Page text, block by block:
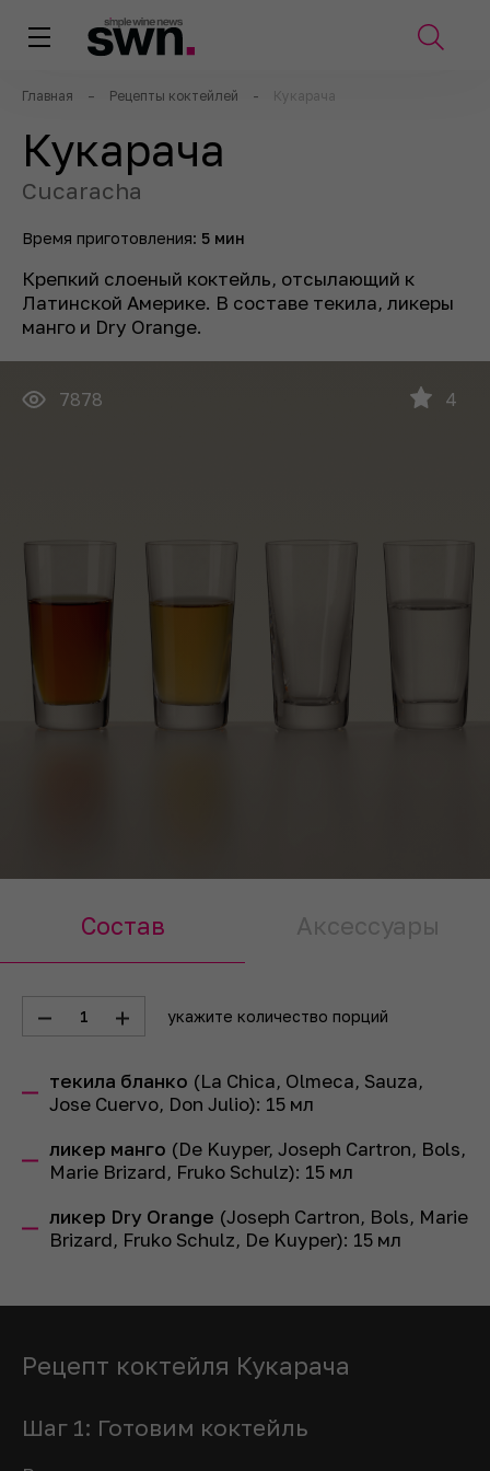
Главная – Рецепты коктейлей - Кукарача
Кукарача
Cucaracha
7878 4
Крепкий слоеный коктейль, отсылающий к
Латинской Америке. В составе текила, ликеры
манго и Dry Orange.
Время приготовления: 5 мин
Состав Аксессуары
1 укажите количество порций
текила бланко (La Chica, Olmeca, Sauza,
Jose Cuervo, Don Julio): 15 мл
ликер манго (De Kuyper, Joseph Cartron, Bols,
Marie Brizard, Fruko Schulz): 15 мл
ликер Dry Orange (Joseph Cartron, Bols, Marie
Brizard, Fruko Schulz, De Kuyper): 15 мл
Рецепт коктейля Кукарача
Шаг 1: Готовим коктейль